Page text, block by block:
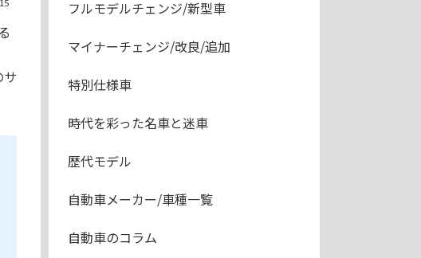
サ
フルモデルチェンジ/新型車
マイナーチェンジ/改良/追加
特別仕様車
時代を彩った名車と迷車
歴代モデル
自動車メーカー/車種一覧
自動車のコラム